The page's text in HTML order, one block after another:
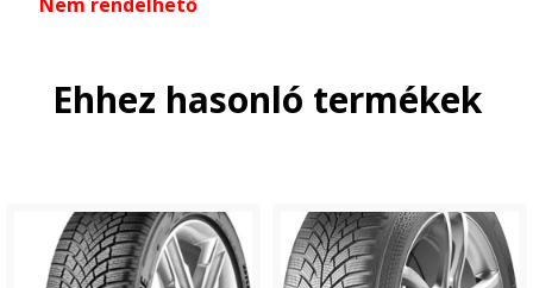
Ehhez hasonló termékek